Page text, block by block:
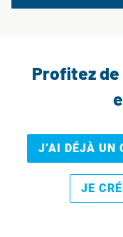
Profitez
J’AI DÉJÀ UN
JE